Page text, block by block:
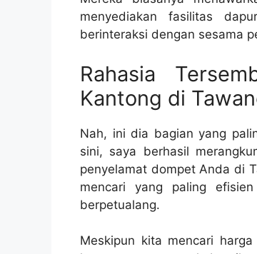
menyediakan fasilitas
berinteraksi dengan sesama
Rahasia
Kantong di
Nah, ini dia bagian yang
sini, saya berhasil
penyelamat dompet Anda di
mencari yang paling
berpetualang.
Meskipun kita mencari